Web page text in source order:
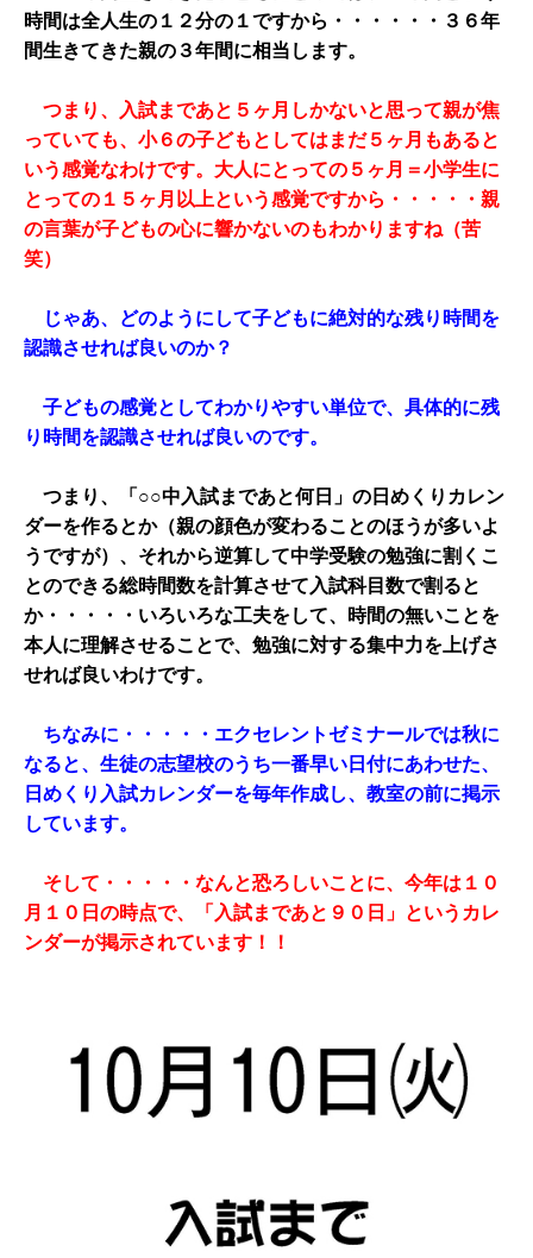
時間は全人生の１２分の１ですから・・・・・・３６年
間生きてきた親の３年間に相当します。
つまり、入試まであと５ヶ月しかないと思って親が焦
っていても、小６の子どもとしてはまだ５ヶ月もあると
いう感覚なわけです。大人にとっての５ヶ月＝小学生に
とっての１５ヶ月以上という感覚ですから・・・・・親
の言葉が子どもの心に響かないのもわかりますね（苦
笑）
じゃあ、どのようにして子どもに絶対的な残り時間を
認識させれば良いのか？
子どもの感覚としてわかりやすい単位で、具体的に残
り時間を認識させれば良いのです。
つまり、「○○中入試まであと何日」の日めくりカレン
ダーを作るとか（親の顔色が変わることのほうが多いよ
うですが）、それから逆算して中学受験の勉強に割くこ
とのできる総時間数を計算させて入試科目数で割ると
か・・・・・いろいろな工夫をして、時間の無いことを
本人に理解させることで、勉強に対する集中力を上げさ
せれば良いわけです。
ちなみに・・・・・エクセレントゼミナールでは秋に
なると、生徒の志望校のうち一番早い日付にあわせた、
日めくり入試カレンダーを毎年作成し、教室の前に掲示
しています。
そして・・・・・なんと恐ろしいことに、今年は１０
月１０日の時点で、「入試まであと９０日」というカレ
ンダーが掲示されています！！